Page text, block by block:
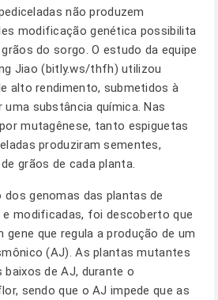
não produzem
modificação genética possibilita
do sorgo. O estudo da equipe
Jiao (bitly.ws/thfh) utilizou
alto rendimento, submetidos à
substância química. Nas
mutagênese, tanto espiguetas
produziram sementes,
grãos de cada planta.
dos genomas das plantas de
modificadas, foi descoberto que
que regula a produção de um
(AJ). As plantas mutantes
baixos de AJ, durante o
sendo que o AJ impede que as